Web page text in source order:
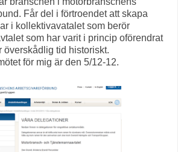
Får del i förtroendet att skapa
i kollektivavatalet som berör
som har varit i princip oförendrat
överskådlig tid historiskt.
för mig är den 5/12-12.